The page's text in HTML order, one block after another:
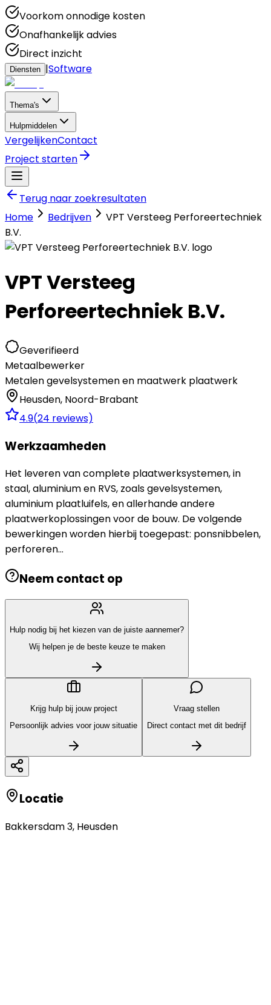
Voorkom onnodige kosten
Onafhankelijk advies
Direct inzicht
Diensten |Software
Thema's
Hulpmiddelen
VergelijkenContact
Project starten
Terug naar zoekresultaten
Home
Bedrijven
VPT Versteeg Perforeertechniek
B.V.
VPT Versteeg
Perforeertechniek B.V.
Geverifieerd
Metaalbewerker
Metalen gevelsystemen en maatwerk plaatwerk
Heusden, Noord-Brabant
4.9(24 reviews)
Werkzaamheden
Het leveren van complete plaatwerksystemen, in
staal, aluminium en RVS, zoals gevelsystemen,
aluminium plaatluifels, en allerhande andere
plaatwerkoplossingen voor de bouw. De volgende
bewerkingen worden hierbij toegepast: ponsnibbelen,
perforeren...
Neem contact op
Hulp nodig bij het kiezen van de juiste aannemer?
Wij helpen je de beste keuze te maken
Krijg hulp bij jouw project
Persoonlijk advies voor jouw situatie
Vraag stellen
Direct contact met dit bedrijf
Locatie
Bakkersdam 3, Heusden